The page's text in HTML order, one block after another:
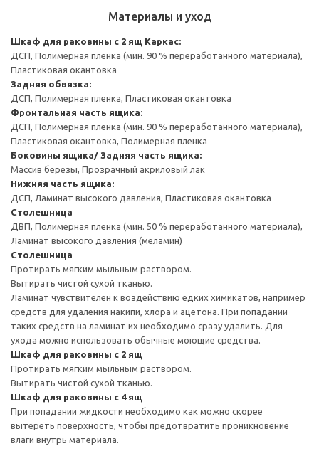
Материалы и уход
Шкаф для раковины с 2 ящ Каркас:
ДСП, Полимерная пленка (мин. 90 % переработанного материала),
Пластиковая окантовка
Задняя обвязка:
ДСП, Полимерная пленка, Пластиковая окантовка
Фронтальная часть ящика:
ДСП, Полимерная пленка (мин. 90 % переработанного материала),
Пластиковая окантовка, Полимерная пленка
Боковины ящика/ Задняя часть ящика:
Массив березы, Прозрачный акриловый лак
Нижняя часть ящика:
ДСП, Ламинат высокого давления, Пластиковая окантовка
Столешница
ДВП, Полимерная пленка (мин. 50 % переработанного материала),
Ламинат высокого давления (меламин)
Столешница
Протирать мягким мыльным раствором.
Вытирать чистой сухой тканью.
Ламинат чувствителен к воздействию едких химикатов, например
средств для удаления накипи, хлора и ацетона. При попадании
таких средств на ламинат их необходимо сразу удалить. Для
ухода можно использовать обычные моющие средства.
Шкаф для раковины с 2 ящ
Протирать мягким мыльным раствором.
Вытирать чистой сухой тканью.
Шкаф для раковины с 4 ящ
При попадании жидкости необходимо как можно скорее
вытереть поверхность, чтобы предотвратить проникновение
влаги внутрь материала.